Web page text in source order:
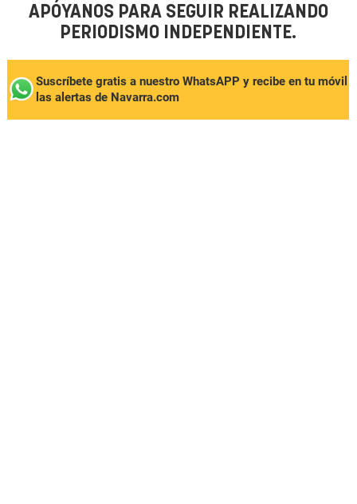
APÓYANOS PARA SEGUIR REALIZANDO
PERIODISMO INDEPENDIENTE.
Suscríbete gratis a nuestro WhatsAPP y recibe en tu móvil
las alertas de Navarra.com